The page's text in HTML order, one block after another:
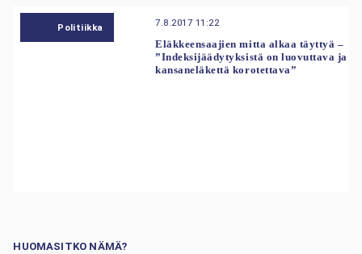
Politiikka 7.8.2017 11:22
Eläkkeensaajien mitta alkaa täyttyä –
”Indeksijäädytyksistä on luovuttava ja
kansaneläkettä korotettava”
HUOMASITKO NÄMÄ?